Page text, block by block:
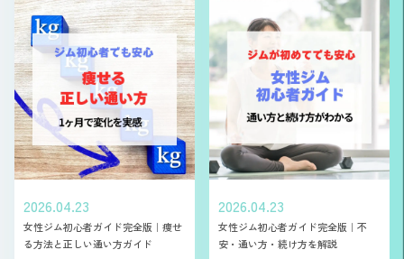
2026.04.23
女性ジム初心者ガイド完全版｜痩せ
る方法と正しい通い方ガイド
2026.04.23
女性ジム初心者ガイド完全版｜不
安・通い方・続け方を解説